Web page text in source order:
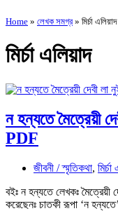
Home » লেখক সমগ্র » মির্চা এলিয়াদ
মির্চা এলিয়াদ
ন হন্যতে মৈত্রেয়ী
PDF
জীবনী / স্মৃতিকথা,
বইঃ ন হন্যতে লেখকঃ মৈত্রেয়ী
করেছেনঃ চাতকী রূপা ‘ন